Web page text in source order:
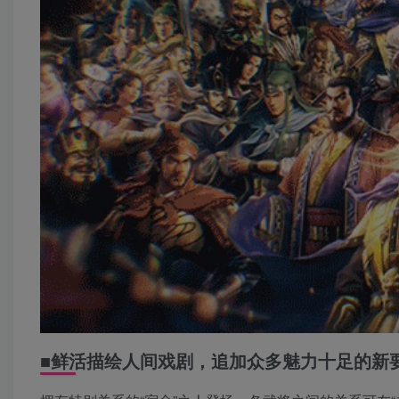
■鲜活描绘人间戏剧，追加众多魅力十足的新